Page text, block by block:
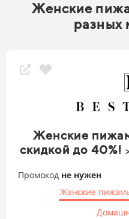
Женские
разных
Женские
скидкой до 40%!
Промокод не нужен
Женские